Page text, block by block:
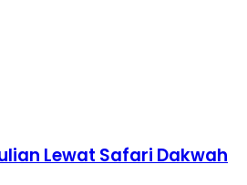
Lewat Safari Dakwah